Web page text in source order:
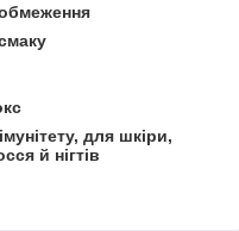
для шкіри,
й нігтів